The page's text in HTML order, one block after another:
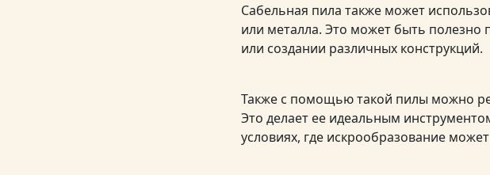
Сабельная пила также может
или металла. Это может быть полезно
или создании различных конструкций.
Также с помощью такой пилы можно
Это делает ее идеальным
условиях, где искрообразование